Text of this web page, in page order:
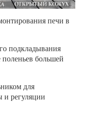
печи в
подкладывания
поленьев большей
для
и регуляции